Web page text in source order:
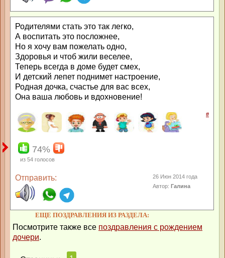
Родителями стать это так легко,
А воспитать это посложнее,
Но я хочу вам пожелать одно,
Здоровья и чтоб жили веселее,
Теперь всегда в доме будет смех,
И детский лепет поднимет настроение,
Родная дочка, счастье для вас всех,
Она ваша любовь и вдохновение!
#
74%
из 54 голосов
Отправить:
26 Июн 2014 года
Автор:Галина
ЕЩЕ ПОЗДРАВЛЕНИЯ ИЗ РАЗДЕЛА:
Посмотрите также все поздравления с рождением
дочери.